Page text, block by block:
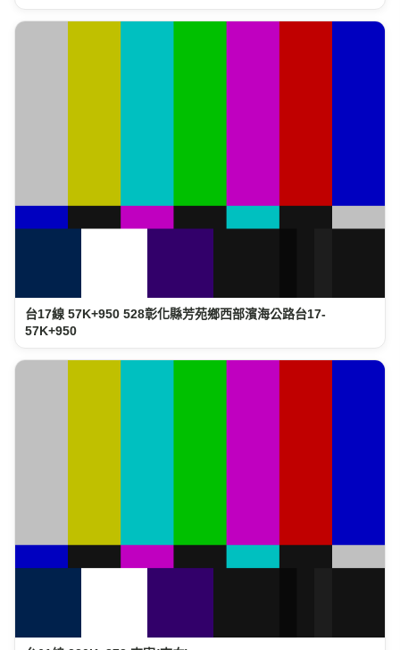
台17線 57K+950 528彰化縣芳苑鄉西部濱海公路台17-
57K+950